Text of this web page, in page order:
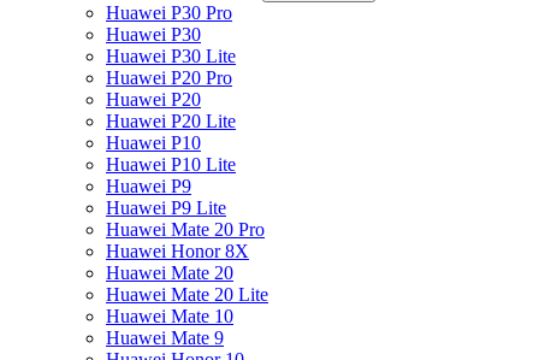
Huawei P30 Pro
Huawei P30
Huawei P30 Lite
Huawei P20 Pro
Huawei P20
Huawei P20 Lite
Huawei P10
Huawei P10 Lite
Huawei P9
Huawei P9 Lite
Huawei Mate 20 Pro
Huawei Honor 8X
Huawei Mate 20
Huawei Mate 20 Lite
Huawei Mate 10
Huawei Mate 9